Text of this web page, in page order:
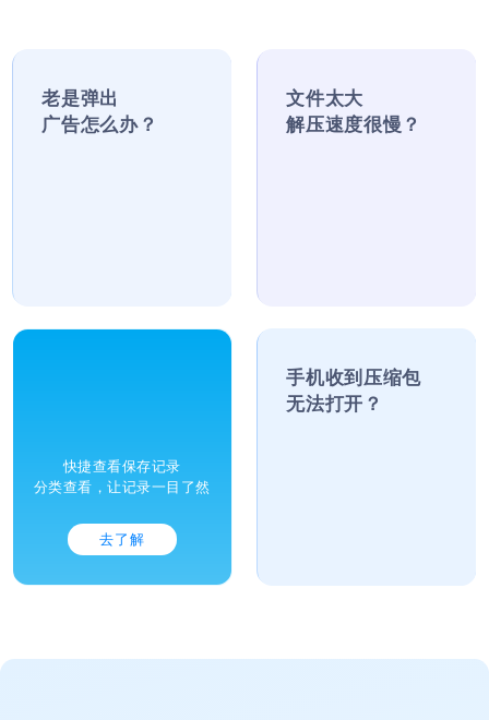
老是弹出
广告怎么办？
文件太大
解压速度很慢？
快捷查看保存记录
分类查看，让记录一目了然
去了解
手机收到压缩包
无法打开？